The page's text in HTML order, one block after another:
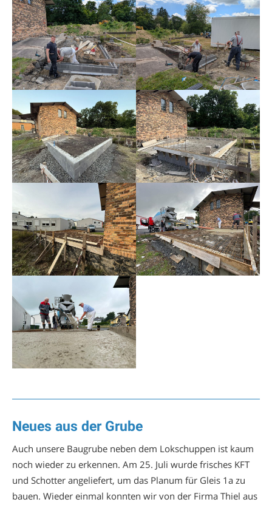
Neues aus der Grube
Auch unsere Baugrube neben dem Lokschuppen ist kaum
noch wieder zu erkennen. Am 25. Juli wurde frisches KFT
und Schotter angeliefert, um das Planum für Gleis 1a zu
bauen. Wieder einmal konnten wir von der Firma Thiel aus